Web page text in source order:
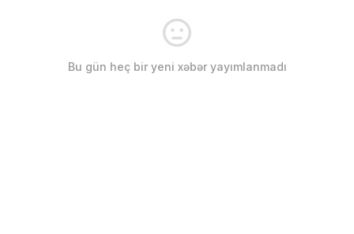
Bu gün heç bir yeni xəbər yayımlanmadı